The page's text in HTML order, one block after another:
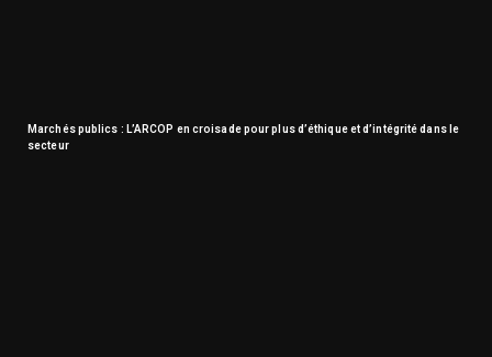
Marchés publics : L’ARCOP en croisade pour plus d’éthique et d’intégrité dans le
secteur